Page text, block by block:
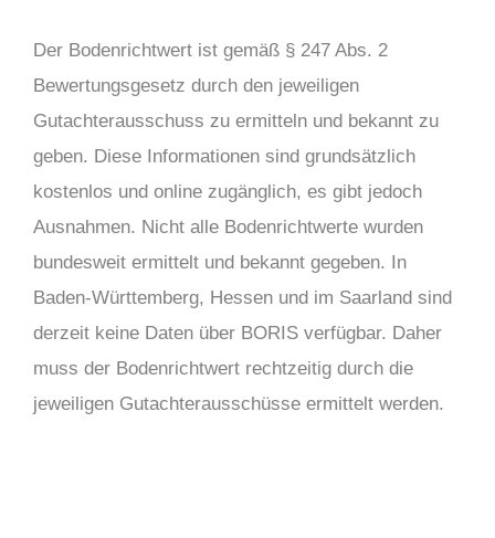
Der Bodenrichtwert ist gemäß § 247 Abs. 2
Bewertungsgesetz durch den jeweiligen
Gutachterausschuss zu ermitteln und bekannt zu
geben. Diese Informationen sind grundsätzlich
kostenlos und online zugänglich, es gibt jedoch
Ausnahmen. Nicht alle Bodenrichtwerte wurden
bundesweit ermittelt und bekannt gegeben. In
Baden-Württemberg, Hessen und im Saarland sind
derzeit keine Daten über BORIS verfügbar. Daher
muss der Bodenrichtwert rechtzeitig durch die
jeweiligen Gutachterausschüsse ermittelt werden.